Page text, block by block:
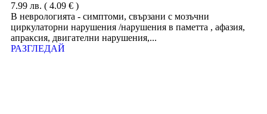
7.99 лв. ( 4.09 € )
В неврологията - симптоми, свързани с мозъчни
циркулаторни нарушения /нарушения в паметта , афазия,
апраксия, двигателни нарушения,...
РАЗГЛЕДАЙ